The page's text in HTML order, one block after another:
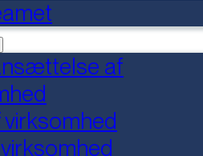
af
virksomhed